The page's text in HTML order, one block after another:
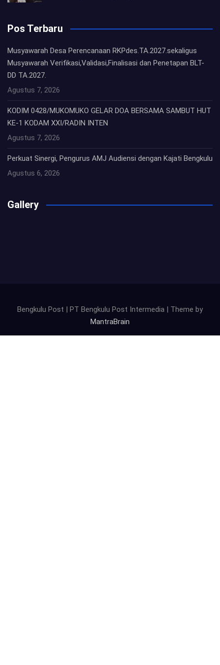
Pos Terbaru
Musyawarah Desa Perencanaan RKPdes.TA.2027.sekaligus
Musyawarah Verifikasi,Validasi,Finalisasi dan Penetapan BLT-
DD TA.2027.
Agustus 7, 2026
KODIM 0428/MUKOMUKO GELAR DOA BERSAMA SAMBUT HUT
KE-1 KODAM XXI/RADIN INTEN
Agustus 7, 2026
Perkuat Sinergi, Pengurus AMJ Audiensi dengan Kajati Bengkulu
Agustus 6, 2026
Gallery
Bengkulu Post | PT Bengkulu Post Intermedia | Theme by
MantraBrain